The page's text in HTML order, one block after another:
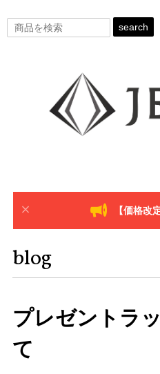
search
【価格改
blog
プレゼントラ
て